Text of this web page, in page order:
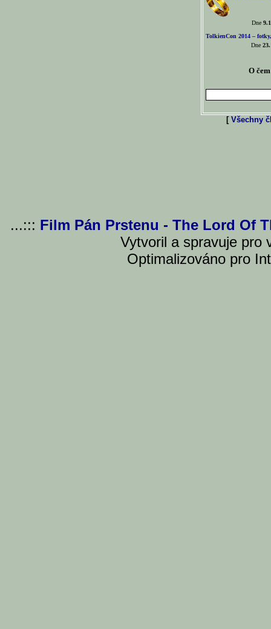
Dne
TolkienCon 2014 –
Dne
O
[ Všechny
...::: Film Pán Prstenu - The Lord Of
Vytvoril a spravuje pro
Optimalizováno pro